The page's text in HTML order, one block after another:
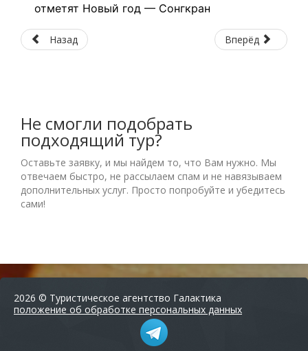
отметят Новый год — Сонгкран
Назад Вперёд
Не смогли подобрать
подходящий тур?
Оставьте заявку, и мы найдем то, что Вам нужно. Мы
отвечаем быстро, не рассылаем спам и не навязываем
дополнительных услуг. Просто попробуйте и убедитесь
сами!
2026 © Туристическое агентство Галактика
положение об обработке персональных данных